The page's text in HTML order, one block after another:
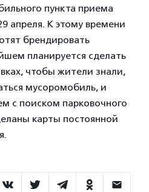
пункта приема
апреля. К этому времени
брендировать
планируется сделать
чтобы жители знали,
мусоромобиль, и
с поиском парковочного
карты постоянной